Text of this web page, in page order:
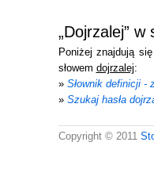
„Dojrzalej” w
Poniżej znajdują
słowem dojrzalej:
» Słownik definicji -
» Szukaj hasła
Copyright © 2011